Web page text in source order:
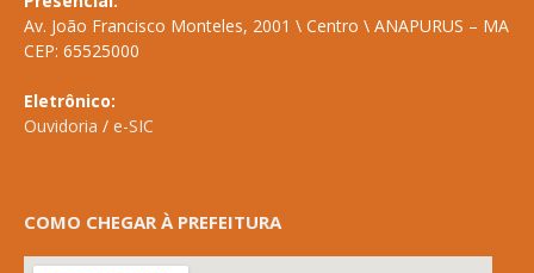
Av. João Francisco Monteles, 2001 \ Centro \ ANAPURUS – MA
CEP: 65525000
Eletrônico:
Ouvidoria / e-SIC
COMO CHEGAR À PREFEITURA